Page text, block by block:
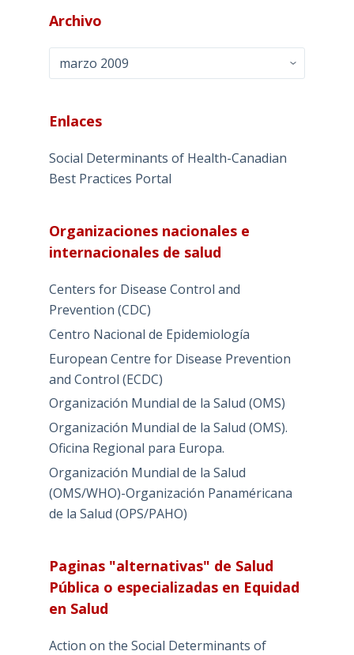
Archivo
Enlaces
Social Determinants of Health-Canadian
Best Practices Portal
Organizaciones nacionales e
internacionales de salud
Centers for Disease Control and
Prevention (CDC)
Centro Nacional de Epidemiología
European Centre for Disease Prevention
and Control (ECDC)
Organización Mundial de la Salud (OMS)
Organización Mundial de la Salud (OMS).
Oficina Regional para Europa.
Organización Mundial de la Salud
(OMS/WHO)-Organización Panaméricana
de la Salud (OPS/PAHO)
Paginas "alternativas" de Salud
Pública o especializadas en Equidad
en Salud
Action on the Social Determinants of